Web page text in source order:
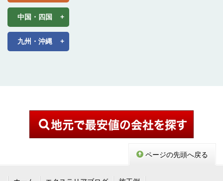
中国・四国
九州・沖縄
ページの先頭へ戻る